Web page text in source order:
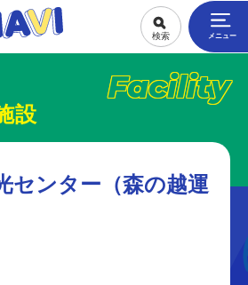
Facility
設
センター（森の越運